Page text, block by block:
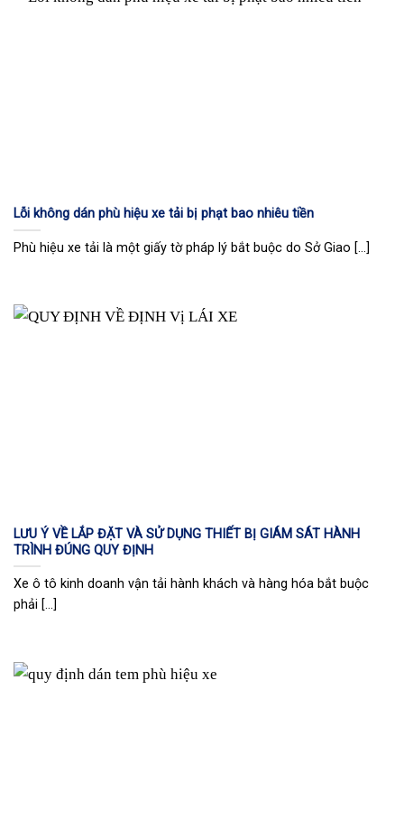
Lỗi không dán phù hiệu xe tải bị phạt bao nhiêu tiền
Phù hiệu xe tải là một giấy tờ pháp lý bắt buộc do Sở Giao [...]
LƯU Ý VỀ LẮP ĐẶT VÀ SỬ DỤNG THIẾT BỊ GIÁM SÁT HÀNH
TRÌNH ĐÚNG QUY ĐỊNH
Xe ô tô kinh doanh vận tải hành khách và hàng hóa bắt buộc
phải [...]